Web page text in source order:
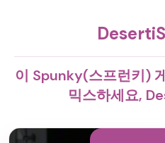
이 Spunky(스프런키)
믹스하세요,